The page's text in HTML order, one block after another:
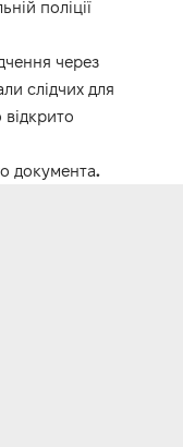
поліції
через
слідчих для
документа.